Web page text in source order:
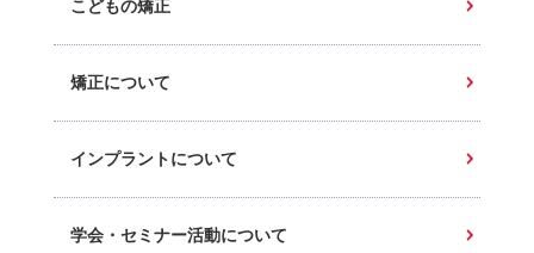
こどもの矯正
矯正について
インプラントについて
学会・セミナー活動について